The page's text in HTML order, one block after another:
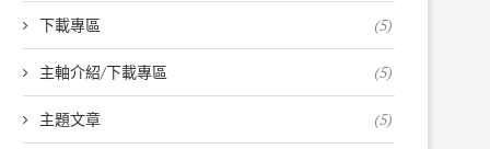
下載專區 (5)
主軸介紹/下載專區 (5)
主題文章 (5)